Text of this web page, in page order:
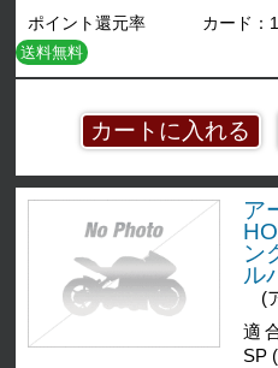
ポイント還元率
カード：
送料無料
ア
ン
ル
(
適
SP